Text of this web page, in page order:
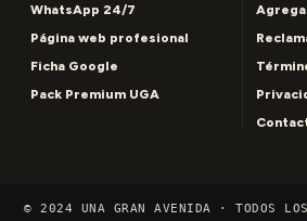
WhatsApp 24/7
Página web profesional
Ficha Google
Pack Premium UGA
© 2024 UNA GRAN AVENIDA · TODOS LOS